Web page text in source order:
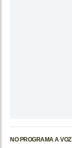
NO PROGRAMA A